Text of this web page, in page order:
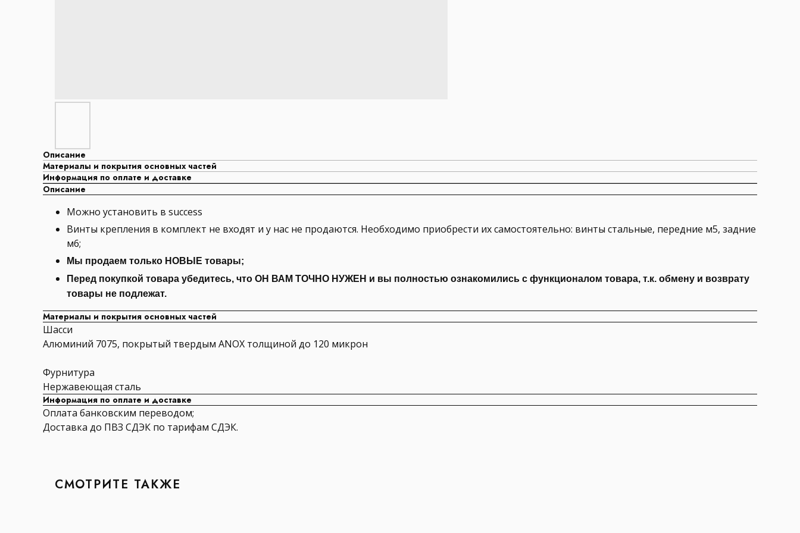
Описание
Материалы и покрытия основных частей
Информация по оплате и доставке
Описание
Можно установить в success
Винты крепления в комплект не входят и у нас не продаются. Необходимо приобрести их самостоятельно: винты стальные, передние м5, задние
м6;
Мы продаем только НОВЫЕ товары;
Перед покупкой товара убедитесь, что ОН ВАМ ТОЧНО НУЖЕН и вы полностью ознакомились с функционалом товара, т.к. обмену и возврату
товары не подлежат.
Материалы и покрытия основных частей
Шасси
Алюминий 7075, покрытый твердым ANOX толщиной до 120 микрон
Фурнитура
Нержавеющая сталь
Информация по оплате и доставке
Оплата банковским переводом;
Доставка до ПВЗ СДЭК по тарифам СДЭК.
СМОТРИТЕ ТАКЖЕ